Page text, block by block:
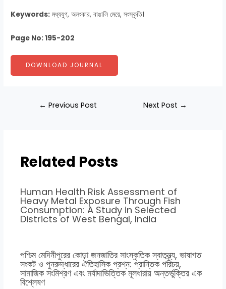
Keywords: মধ্যযুগ, অলংকার, বাঙালি মেয়ে, সংস্কৃতি।
Page No: 195-202
DOWNLOAD JOURNAL
← Previous Post Next Post →
Related Posts
Human Health Risk Assessment of
Heavy Metal Exposure Through Fish
Consumption: A Study in Selected
Districts of West Bengal, India
পশ্চিম মেদিনীপুরের কোড়া জনজাতির সাংস্কৃতিক স্বাতন্ত্র্য, ভাষাগত
সংকট ও পুনরুদ্ধারের ঐতিহাসিক প্রশ্ন: প্রান্তিক পরিচয়,
সামাজিক সংমিশ্রণ এবং মর্যাদাভিত্তিক মূলধারায় অন্তর্ভুক্তির এক
বিশ্লেষণ